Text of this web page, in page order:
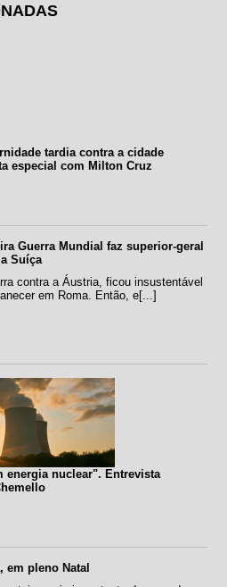
tardia contra a cidade
especial com Milton Cruz
Guerra Mundial faz superior-geral
Suíça
contra a Áustria, ficou insustentável
em Roma. Então, e[...]
energia nuclear". Entrevista
em pleno Natal